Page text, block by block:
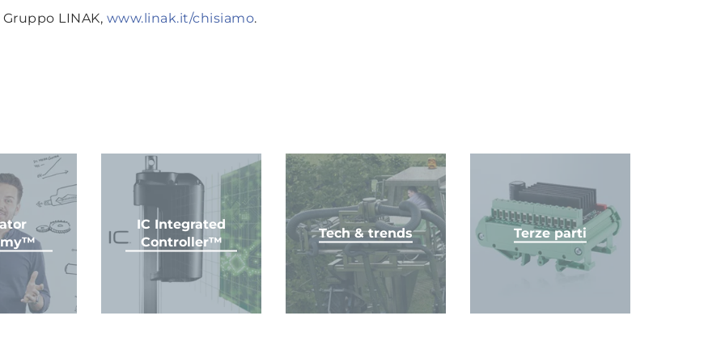
LINAK, www.linak.it/chisiamo.
IC Integrated
Controller™
Tech & trends Terze parti